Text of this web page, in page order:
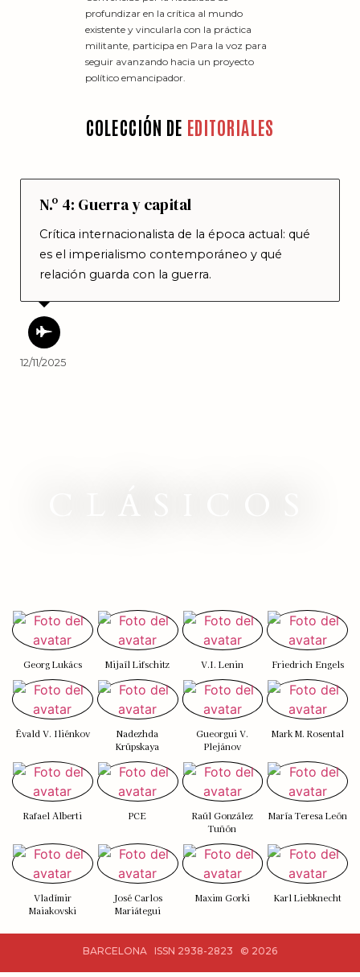
profundizar en la crítica al mundo
existente y vincularla con la práctica
militante, participa en Para la voz para
seguir avanzando hacia un proyecto
político emancipador.
COLECCIÓN DE EDITORIALES
N.º 4: Guerra y capital
Crítica internacionalista de la época actual: qué
es el imperialismo contemporáneo y qué
relación guarda con la guerra.
12/11/2025
Georg Lukács Mijaíl Lifschitz V.I. Lenin Friedrich Engels
Évald V. Iliénkov
Nadezhda
Krúpskaya
Gueorgui V.
Plejánov
Mark M. Rosental
Rafael Alberti PCE
Raúl González
Tuñón
María Teresa León
Vladímir
Maiakovski
José Carlos
Mariátegui
Maxim Gorki Karl Liebknecht
BARCELONA ISSN 2938-2823 © 2026